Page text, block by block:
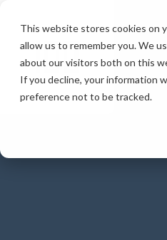
This website stores cookies on
allow us to remember you. We
about our visitors both on this
If you decline, your information
preference not to be tracked.